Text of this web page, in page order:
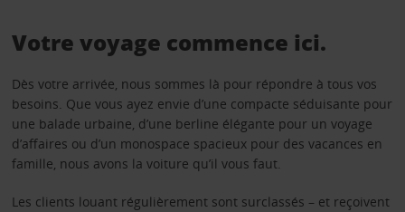
Votre voyage commence ici.
Dès votre arrivée, nous sommes là pour répondre à tous vos
besoins. Que vous ayez envie d’une compacte séduisante pour
une balade urbaine, d’une berline élégante pour un voyage
d’affaires ou d’un monospace spacieux pour des vacances en
famille, nous avons la voiture qu’il vous faut.
Les clients louant régulièrement sont surclassés – et reçoivent